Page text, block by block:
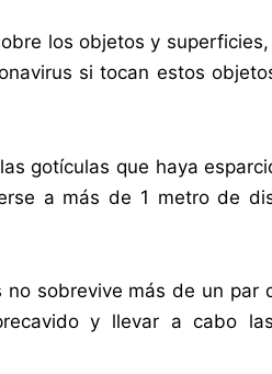
los objetos y
si tocan estos
gotículas que haya
a más de 1 metro de
sobrevive más de un par
y llevar a cabo